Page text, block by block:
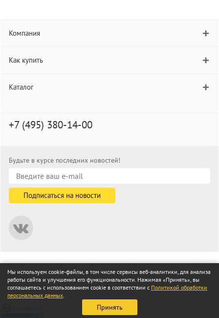
Компания
Как купить
Каталог
+7 (495) 380-14-00
Будьте в курсе последних новостей!
© informat.ru — Интернет-магазин канцелярских товаров. 2001—
2026
Все права защищены
Мы используем cookie-файлы, в том числе сервисы веб-аналитики, для анализа
работы сайта и улучшения его функциональности. Нажимая «Принять», вы
соглашаетесь с использованием cookie в соответствии с Политикой обработки
персональных данных.
Принять